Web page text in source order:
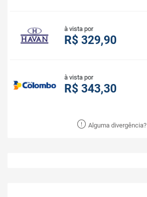
à vista por
R$ 329,90
à vista por
R$ 343,30
Alguma divergência?